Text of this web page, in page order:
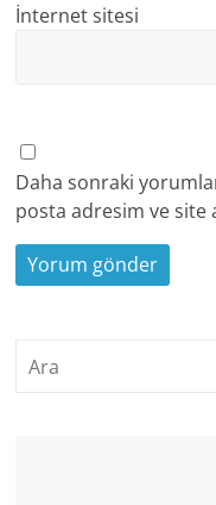
İnternet sitesi
Daha sonraki
posta adresim ve site